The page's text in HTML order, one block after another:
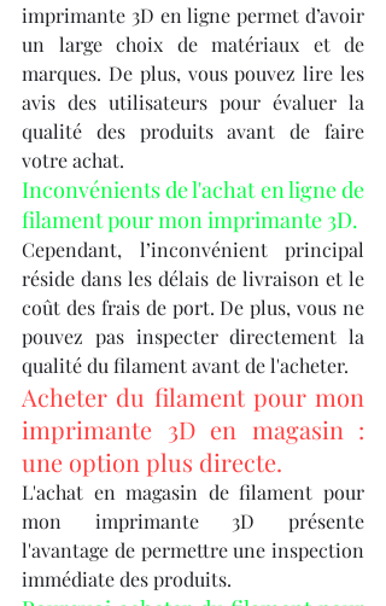
imprimante 3D en ligne permet d’avoir
un large choix de matériaux et de
marques. De plus, vous pouvez lire les
avis des utilisateurs pour évaluer la
qualité des produits avant de faire
votre achat.
Inconvénients de l'achat en ligne de
filament pour mon imprimante 3D.
Cependant, l’inconvénient principal
réside dans les délais de livraison et le
coût des frais de port. De plus, vous ne
pouvez pas inspecter directement la
qualité du filament avant de l'acheter.
Acheter du filament pour mon
imprimante 3D en magasin :
une option plus directe.
L'achat en magasin de filament pour
mon imprimante 3D présente
l'avantage de permettre une inspection
immédiate des produits.